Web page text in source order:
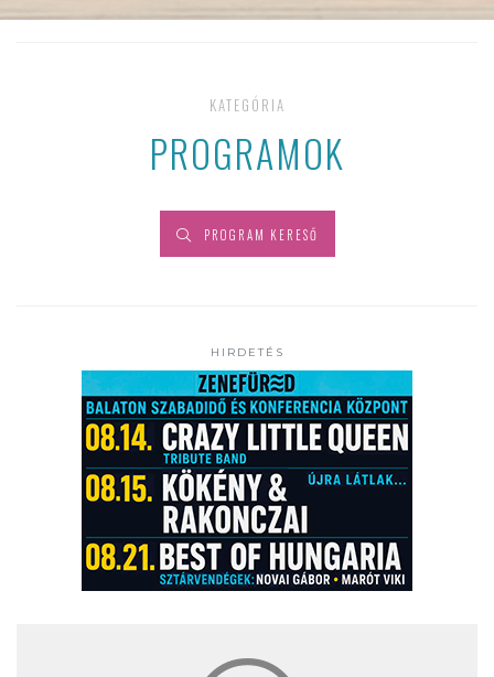
KATEGÓRIA
PROGRAMOK
PROGRAM KERESŐ
HIRDETÉS